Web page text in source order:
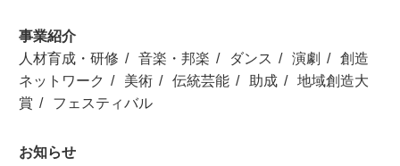
事業紹介
人材育成・研修
音楽・邦楽 ダンス 演劇
創造
ネットワーク
美術 伝統芸能 助成
地域創造大
賞
フェスティバル
お知らせ